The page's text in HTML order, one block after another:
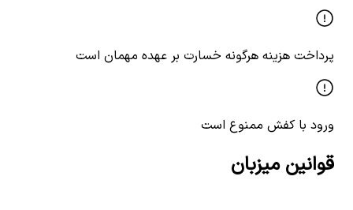
پرداخت هزینه هرگونه خسارت بر عهده مهمان است
ورود با کفش ممنوع است
قوانین میزبان